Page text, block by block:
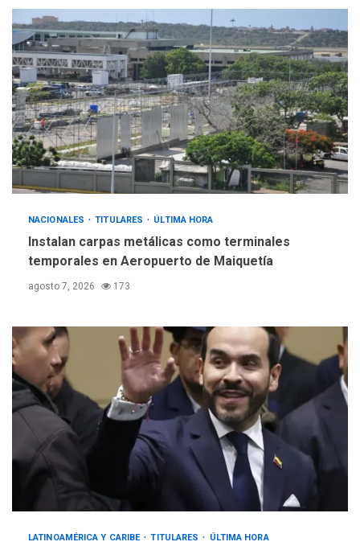
4
TITULARES
ÚLTIMA HORA
Gobierno y AN2015 en
nueva mesa de diálogo
INTERNACIONALES ÚLTIMA HORA
Hiroshima 81 años de la
debacle atómica. Japón
debate principios no
nucleares
NACIONALES TITULARES ÚLTIMA HORA
Instalan carpas metálicas como terminales
temporales en Aeropuerto de Maiquetía
agosto 7, 2026 173
LATINOAMÉRICA Y CARIBE TITULARES ÚLTIMA HORA